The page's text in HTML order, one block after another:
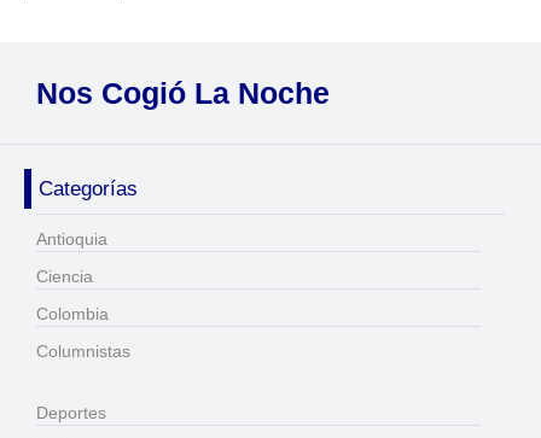
Nos Cogió La Noche
Categorías
Antioquia
Ciencia
Colombia
Columnistas
Deportes